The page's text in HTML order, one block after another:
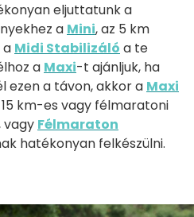
eljuttatunk a
a Mini, az 5 km
a Midi Stabilizáló a te
a Maxi-t ajánljuk, ha
ezen a távon, akkor a Maxi
15 km-es vagy félmaratoni
vagy Félmaraton
hatékonyan felkészülni.